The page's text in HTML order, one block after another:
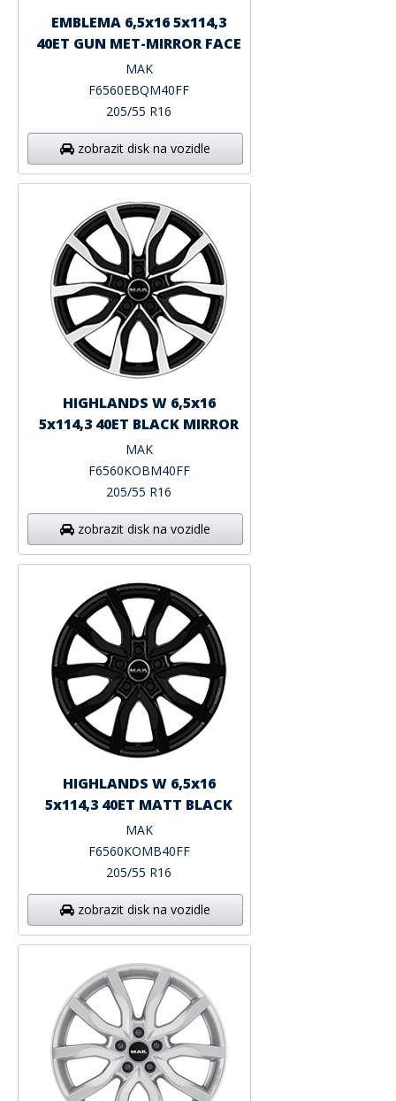
EMBLEMA 6,5x16 5x114,3
40ET GUN MET-MIRROR FACE
MAK
F6560EBQM40FF
205/55 R16
zobrazit disk na vozidle
HIGHLANDS W 6,5x16
5x114,3 40ET BLACK MIRROR
MAK
F6560KOBM40FF
205/55 R16
zobrazit disk na vozidle
HIGHLANDS W 6,5x16
5x114,3 40ET MATT BLACK
MAK
F6560KOMB40FF
205/55 R16
zobrazit disk na vozidle